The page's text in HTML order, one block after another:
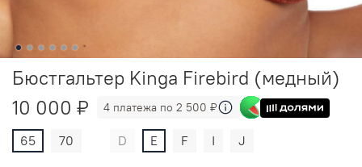
Бюстгальтер Kinga Firebird (медный)
10 000 ₽
4 платежа по 2 500 ₽
65 70 D E F I J